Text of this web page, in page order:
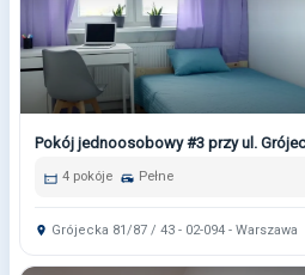
Pokój jednoosobowy #3 przy ul.
4 pokóje Pełne
Grójecka 81/87 / 43 - 02-094 - Warszawa